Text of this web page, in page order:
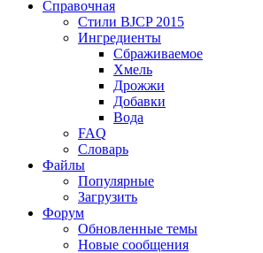
Справочная
Стили BJCP 2015
Ингредиенты
Сбраживаемое
Хмель
Дрожжи
Добавки
Вода
FAQ
Словарь
Файлы
Популярные
Загрузить
Форум
Обновленные темы
Новые сообщения